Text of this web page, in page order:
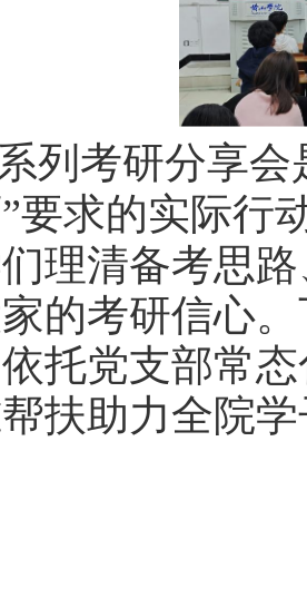
列考研分享会
要求的实际行
理清备考思
的考研信心
托党支部常
扶助力全院